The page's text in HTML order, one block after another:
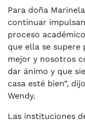
Para doña
continuar
proceso
que ella se
mejor y nosotros
dar ánimo y que
casa esté bien”,
Wendy.
Las instituciones